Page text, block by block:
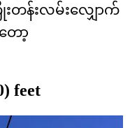
တန်းလမ်းလျှောက်
ော့
feet